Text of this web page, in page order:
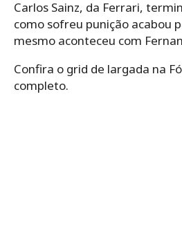
Carlos Sainz, da Ferrari,
como sofreu punição acabou
mesmo aconteceu com
Confira o grid de largada na
completo.